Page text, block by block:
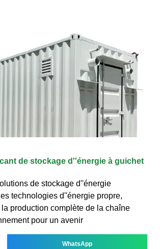
de stockage d''énergie à guichet
de stockage d''énergie
technologies d''énergie propre,
production complète de la chaîne
pour un avenir
WhatsApp